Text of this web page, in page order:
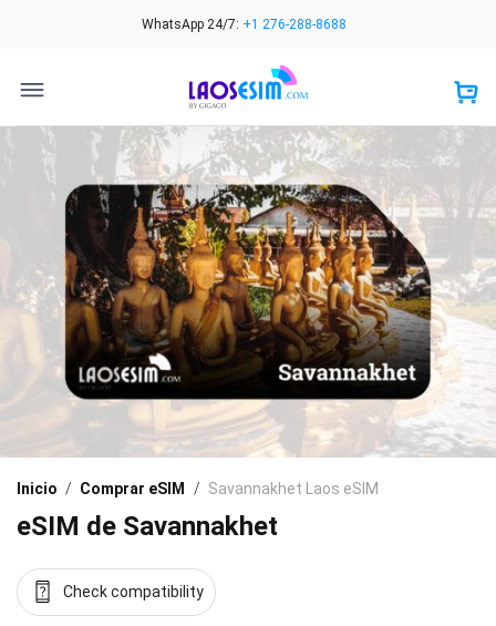
WhatsApp 24/7: +1 276-288-8688
Inicio / Comprar eSIM / Savannakhet Laos eSIM
eSIM de Savannakhet
Check compatibility